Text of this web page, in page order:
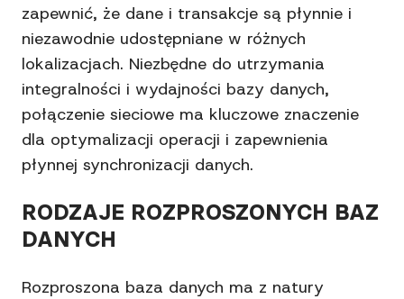
zapewnić, że dane i transakcje są płynnie i
niezawodnie udostępniane w różnych
lokalizacjach. Niezbędne do utrzymania
integralności i wydajności bazy danych,
połączenie sieciowe ma kluczowe znaczenie
dla optymalizacji operacji i zapewnienia
płynnej synchronizacji danych.
RODZAJE ROZPROSZONYCH BAZ
DANYCH
Rozproszona baza danych ma z natury